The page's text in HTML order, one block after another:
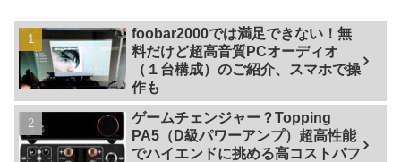
foobar2000では満足できない！無
料だけど超高音質PCオーディオ
（１台構成）のご紹介、スマホで操
作も
ゲームチェンジャー？Topping
PA5（D級パワーアンプ）超高性能
でハイエンドに挑める高コストパフ